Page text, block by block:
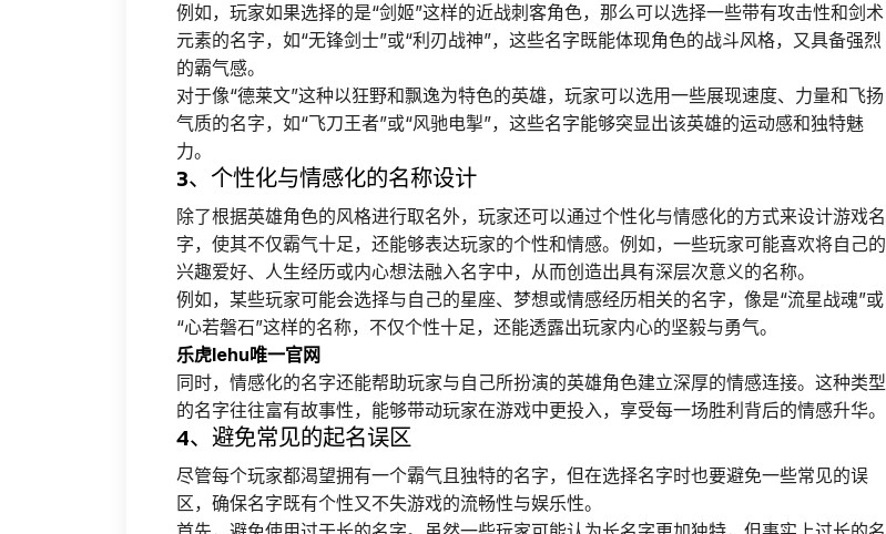
例如，玩家如果选择的是“剑姬”这样的近战刺客角色，那么可以选择一些带有攻击性和剑术
元素的名字，如“无锋剑士”或“利刃战神”，这些名字既能体现角色的战斗风格，又具备强烈
的霸气感。
对于像“德莱文”这种以狂野和飘逸为特色的英雄，玩家可以选用一些展现速度、力量和飞扬
气质的名字，如“飞刀王者”或“风驰电掣”，这些名字能够突显出该英雄的运动感和独特魅
力。
3、个性化与情感化的名称设计
除了根据英雄角色的风格进行取名外，玩家还可以通过个性化与情感化的方式来设计游戏名
字，使其不仅霸气十足，还能够表达玩家的个性和情感。例如，一些玩家可能喜欢将自己的
兴趣爱好、人生经历或内心想法融入名字中，从而创造出具有深层次意义的名称。
例如，某些玩家可能会选择与自己的星座、梦想或情感经历相关的名字，像是“流星战魂”或
“心若磐石”这样的名称，不仅个性十足，还能透露出玩家内心的坚毅与勇气。
乐虎lehu唯一官网
同时，情感化的名字还能帮助玩家与自己所扮演的英雄角色建立深厚的情感连接。这种类型
的名字往往富有故事性，能够带动玩家在游戏中更投入，享受每一场胜利背后的情感升华。
4、避免常见的起名误区
尽管每个玩家都渴望拥有一个霸气且独特的名字，但在选择名字时也要避免一些常见的误
区，确保名字既有个性又不失游戏的流畅性与娱乐性。